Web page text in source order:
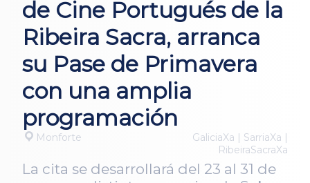
de Cine Portugués de la
Ribeira Sacra, arranca
su Pase de Primavera
con una amplia
programación
Monforte
GaliciaXa | SarriaXa |
RibeiraSacraXa
La cita se desarrollará del 23 al 31 de